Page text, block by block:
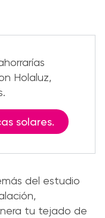
Holaluz,
solares.
del estudio
tu tejado de